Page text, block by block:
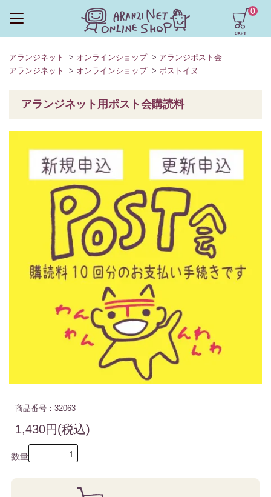
0
アランジネット > オンラインショップ > アランジポスト会
アランジネット
> オンラインショップ > ポストイヌ
アランジネット用ポスト会購読料
商品番号：32063
1,430円(税込)
数量